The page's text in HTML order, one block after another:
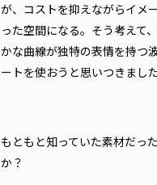
が、コストを抑えながらイメ
った空間になる。そう考えて
かな曲線が独特の表情を持つ
ートを使おうと思いつきました
もともと知っていた素材だっ
か？